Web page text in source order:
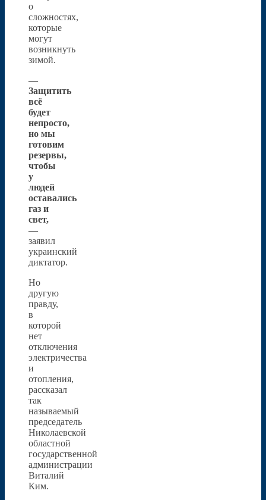
о
сложностях,
которые
могут
возникнуть
зимой.
—
Защитить
всё
будет
непросто,
но мы
готовим
резервы,
чтобы
у
людей
оставались
газ и
свет,
—
заявил
украинский
диктатор.
Но
другую
правду,
в
которой
нет
отключения
электричества
и
отопления,
рассказал
так
называемый
председатель
Николаевской
областной
государственной
администрации
Виталий
Ким.